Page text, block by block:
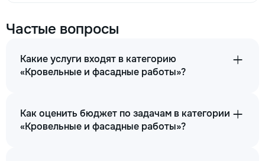
Частые вопросы
Какие услуги входят в категорию
«Кровельные и фасадные работы»?
Как оценить бюджет по задачам в категории
«Кровельные и фасадные работы»?